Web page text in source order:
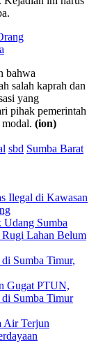
bahwa
salah kaprah dan
yang
pihak pemerintah
(ion)
sbd Sumba Barat
Ilegal di Kawasan
Sumba
Rugi Lahan Belum
Sumba Timur,
Gugat PTUN,
di Sumba Timur
Air Terjun